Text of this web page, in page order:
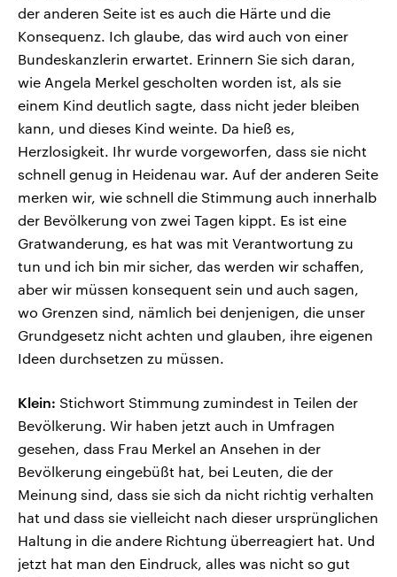
der anderen Seite ist es auch die Härte und die
Konsequenz. Ich glaube, das wird auch von einer
Bundeskanzlerin erwartet. Erinnern Sie sich daran,
wie Angela Merkel gescholten worden ist, als sie
einem Kind deutlich sagte, dass nicht jeder bleiben
kann, und dieses Kind weinte. Da hieß es,
Herzlosigkeit. Ihr wurde vorgeworfen, dass sie nicht
schnell genug in Heidenau war. Auf der anderen Seite
merken wir, wie schnell die Stimmung auch innerhalb
der Bevölkerung von zwei Tagen kippt. Es ist eine
Gratwanderung, es hat was mit Verantwortung zu
tun und ich bin mir sicher, das werden wir schaffen,
aber wir müssen konsequent sein und auch sagen,
wo Grenzen sind, nämlich bei denjenigen, die unser
Grundgesetz nicht achten und glauben, ihre eigenen
Ideen durchsetzen zu müssen.
Klein: Stichwort Stimmung zumindest in Teilen der
Bevölkerung. Wir haben jetzt auch in Umfragen
gesehen, dass Frau Merkel an Ansehen in der
Bevölkerung eingebüßt hat, bei Leuten, die der
Meinung sind, dass sie sich da nicht richtig verhalten
hat und dass sie vielleicht nach dieser ursprünglichen
Haltung in die andere Richtung überreagiert hat. Und
jetzt hat man den Eindruck, alles was nicht so gut